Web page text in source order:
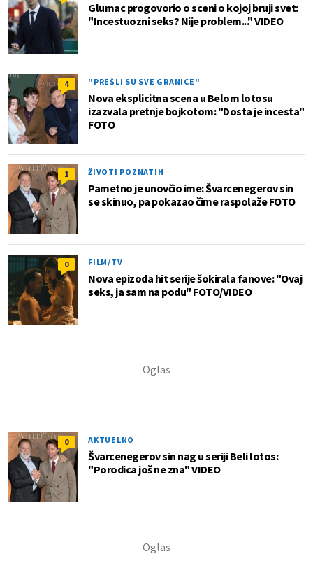
Glumac progovorio o sceni o kojoj bruji svet:
"Incestuozni seks? Nije problem..." VIDEO
4 "PREŠLI SU SVE GRANICE"
Nova eksplicitna scena u Belom lotosu
izazvala pretnje bojkotom: "Dosta je incesta"
FOTO
1 ŽIVOTI POZNATIH
Pametno je unovčio ime: Švarcenegerov sin
se skinuo, pa pokazao čime raspolaže FOTO
0 FILM/TV
Nova epizoda hit serije šokirala fanove: "Ovaj
seks, ja sam na podu" FOTO/VIDEO
0 AKTUELNO
Švarcenegerov sin nag u seriji Beli lotos:
"Porodica još ne zna" VIDEO